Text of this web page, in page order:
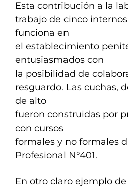
Esta contribución a la
trabajo de cinco
funciona en
el establecimiento
entusiasmados con
la posibilidad de
resguardo. Las cuchas,
de alto
fueron construidas por
con cursos
formales y no formales
Profesional N°401.
En otro claro ejemplo